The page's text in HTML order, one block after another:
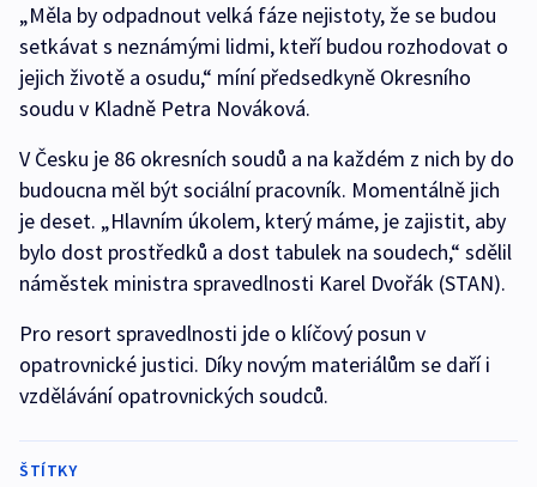
„Měla by odpadnout velká fáze nejistoty, že se budou
setkávat s neznámými lidmi, kteří budou rozhodovat o
jejich životě a osudu,“ míní předsedkyně Okresního
soudu v Kladně Petra Nováková.
V Česku je 86 okresních soudů a na každém z nich by do
budoucna měl být sociální pracovník. Momentálně jich
je deset. „Hlavním úkolem, který máme, je zajistit, aby
bylo dost prostředků a dost tabulek na soudech,“ sdělil
náměstek ministra spravedlnosti Karel Dvořák (STAN).
Pro resort spravedlnosti jde o klíčový posun v
opatrovnické justici. Díky novým materiálům se daří i
vzdělávání opatrovnických soudců.
ŠTÍTKY